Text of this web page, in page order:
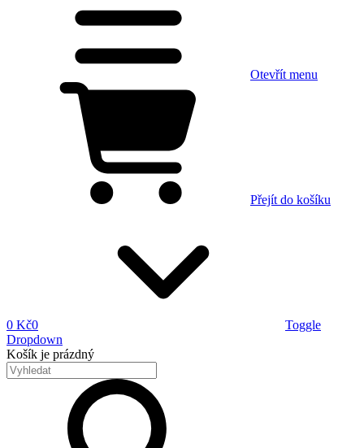
Otevřít menu
Přejít do košíku
0 Kč0
Toggle
Dropdown
Košík je prázdný